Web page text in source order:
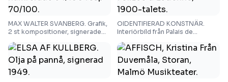
MAX WALTER SVANBERG. Grafik,
2 st kompositioner, signerade
70/100.
OIDENTIFIERAD KONSTNÄR.
Interiörbild från Palais de
Felizce d'Estienne, 1900-talets.